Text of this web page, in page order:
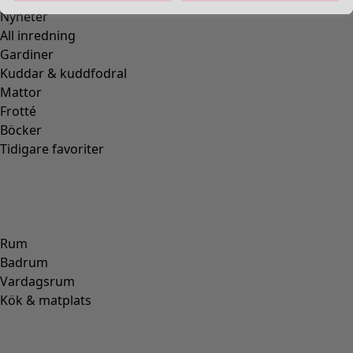
Nyheter
All inredning
Gardiner
Kuddar & kuddfodral
Mattor
Frotté
Böcker
Tidigare favoriter
Rum
Badrum
Vardagsrum
Kök & matplats